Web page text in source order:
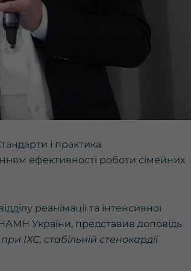
і практика
ефективності роботи сімейних
реанімації та інтенсивної
України, представив доповідь
ІХС, стабільній стенокардії